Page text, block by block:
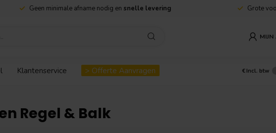
Geen minimale afname nodig en snelle levering Grote
Klantenservice > Offerte Aanvragen € Incl. btw
Regel & Balk